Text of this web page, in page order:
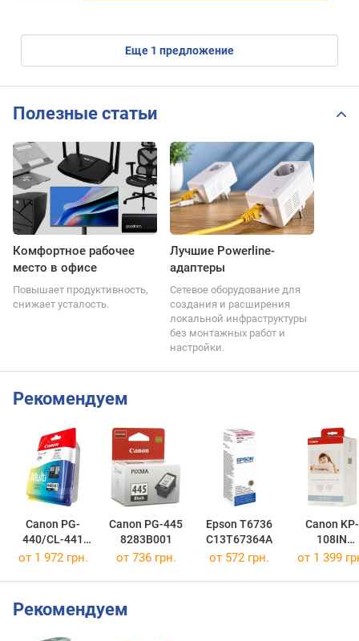
eще 1 предложение
Полезные статьи
Комфортное рабочее
место в офисе
Повышает продуктивность,
снижает усталость.
Лучшие Powerline-
адаптеры
Сетевое оборудование для
создания и расширения
локальной инфраструктуры
без монтажных работ и
настройки.
Рекомендуем
Canon PG-
440/CL-441
MULTI
Canon PG-445
8283B001
Epson T6736
C13T67364A
Canon KP-
108IN
3115B001
от 1 972 грн. от 736 грн. от 572 грн. от 1 399
Рекомендуем